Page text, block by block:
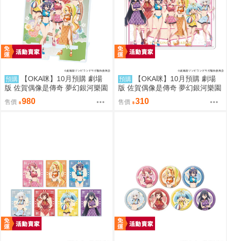
預購
【OKA咪】10月預購 劇場
版 佐賀偶像是傳奇 夢幻銀河樂園
｜大型壓克力手機架 01/集合款
旗袍泳裝ver.
售價 980
預購
【OKA咪】10月預購 劇場
版 佐賀偶像是傳奇 夢幻銀河樂園
｜角色透明收納夾 02/集合款 旗
袍泳裝ver.(新繪插畫)
售價 310